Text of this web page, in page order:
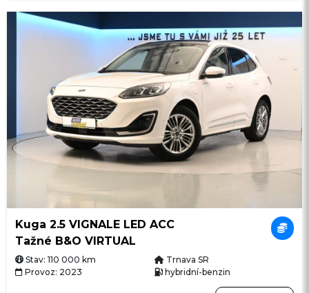
Kuga 2.5 VIGNALE LED ACC
Tažné B&O VIRTUAL
Stav: 110 000 km
Trnava SR
Provoz: 2023
hybridní-benzin